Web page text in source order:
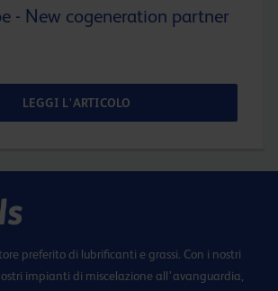
- New cogeneration partner
LEGGI L'ARTICOLO
preferito di lubrificanti e grassi. Con i nostri
impianti di miscelazione all’avanguardia,